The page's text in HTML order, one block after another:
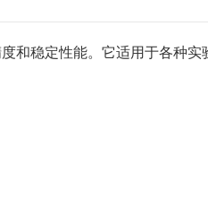
度和稳定性能。它适用于各种